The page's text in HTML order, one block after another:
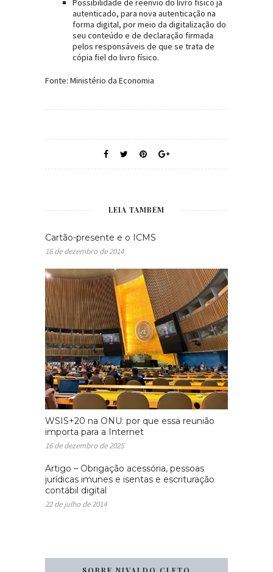
Possibilidade de reenvio do livro físico já
autenticado, para nova autenticação na
forma digital, por meio da digitalização do
seu conteúdo e de declaração firmada
pelos responsáveis de que se trata de
cópia fiel do livro físico.
Fonte: Ministério da Economia
LEIA TAMBÉM
Cartão-presente e o ICMS
16 de dezembro de 2014
WSIS+20 na ONU: por que essa reunião
importa para a Internet
16 de dezembro de 2025
Artigo – Obrigação acessória, pessoas
jurídicas imunes e isentas e escrituração
contábil digital
22 de julho de 2014